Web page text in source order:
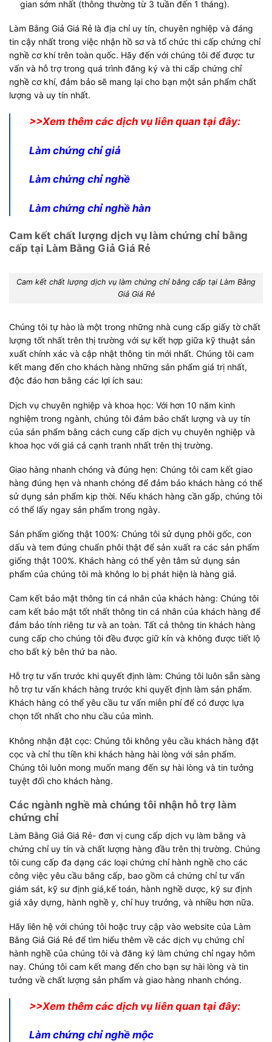
gian sớm nhất (thông thường từ 3 tuần đến 1 tháng).
Làm Bằng Giả Giá Rẻ là địa chỉ uy tín, chuyên nghiệp và đáng
tin cậy nhất trong việc nhận hồ sơ và tổ chức thi cấp chứng chỉ
nghề cơ khí trên toàn quốc. Hãy đến với chúng tôi để được tư
vấn và hỗ trợ trong quá trình đăng ký và thi cấp chứng chỉ
nghề cơ khí, đảm bảo sẽ mang lại cho bạn một sản phẩm chất
lượng và uy tín nhất.
>>Xem thêm các dịch vụ liên quan tại đây:
Làm chứng chỉ giả
Làm chứng chỉ nghề
Làm chứng chỉ nghề hàn
Cam kết chất lượng dịch vụ làm chứng chỉ bằng
cấp tại Làm Bằng Giả Giá Rẻ
Cam kết chất lượng dịch vụ làm chứng chỉ bằng cấp tại Làm Bằng
Giả Giá Rẻ
Chúng tôi tự hào là một trong những nhà cung cấp giấy tờ chất
lượng tốt nhất trên thị trường với sự kết hợp giữa kỹ thuật sản
xuất chính xác và cập nhật thông tin mới nhất. Chúng tôi cam
kết mang đến cho khách hàng những sản phẩm giá trị nhất,
độc đáo hơn bằng các lợi ích sau:
Dịch vụ chuyên nghiệp và khoa học: Với hơn 10 năm kinh
nghiệm trong ngành, chúng tôi đảm bảo chất lượng và uy tín
của sản phẩm bằng cách cung cấp dịch vụ chuyên nghiệp và
khoa học với giá cả cạnh tranh nhất trên thị trường.
Giao hàng nhanh chóng và đúng hẹn: Chúng tôi cam kết giao
hàng đúng hẹn và nhanh chóng để đảm bảo khách hàng có thể
sử dụng sản phẩm kịp thời. Nếu khách hàng cần gấp, chúng tôi
có thể lấy ngay sản phẩm trong ngày.
Sản phẩm giống thật 100%: Chúng tôi sử dụng phôi gốc, con
dấu và tem đúng chuẩn phôi thật để sản xuất ra các sản phẩm
giống thật 100%. Khách hàng có thể yên tâm sử dụng sản
phẩm của chúng tôi mà không lo bị phát hiện là hàng giả.
Cam kết bảo mật thông tin cá nhân của khách hàng: Chúng tôi
cam kết bảo mật tốt nhất thông tin cá nhân của khách hàng để
đảm bảo tính riêng tư và an toàn. Tất cả thông tin khách hàng
cung cấp cho chúng tôi đều được giữ kín và không được tiết lộ
cho bất kỳ bên thứ ba nào.
Hỗ trợ tư vấn trước khi quyết định làm: Chúng tôi luôn sẵn sàng
hỗ trợ tư vấn khách hàng trước khi quyết định làm sản phẩm.
Khách hàng có thể yêu cầu tư vấn miễn phí để có được lựa
chọn tốt nhất cho nhu cầu của mình.
Không nhận đặt cọc: Chúng tôi không yêu cầu khách hàng đặt
cọc và chỉ thu tiền khi khách hàng hài lòng với sản phẩm.
Chúng tôi luôn mong muốn mang đến sự hài lòng và tin tưởng
tuyệt đối cho khách hàng.
Các ngành nghề mà chúng tôi nhận hỗ trợ làm
chứng chỉ
Làm Bằng Giả Giá Rẻ- đơn vị cung cấp dịch vụ làm bằng và
chứng chỉ uy tín và chất lượng hàng đầu trên thị trường. Chúng
tôi cung cấp đa dạng các loại chứng chỉ hành nghề cho các
công việc yêu cầu bằng cấp, bao gồm cả chứng chỉ tư vấn
giám sát, kỹ sư định giá,kế toán, hành nghề dược, kỹ sư định
giá xây dựng, hành nghề y, chỉ huy trưởng, và nhiều hơn nữa.
Hãy liên hệ với chúng tôi hoặc truy cập vào website của Làm
Bằng Giả Giá Rẻ để tìm hiểu thêm về các dịch vụ chứng chỉ
hành nghề của chúng tôi và đăng ký làm chứng chỉ ngay hôm
nay. Chúng tôi cam kết mang đến cho bạn sự hài lòng và tin
tưởng về chất lượng sản phẩm và giao hàng nhanh chóng.
>>Xem thêm các dịch vụ liên quan tại đây:
Làm chứng chỉ nghề mộc